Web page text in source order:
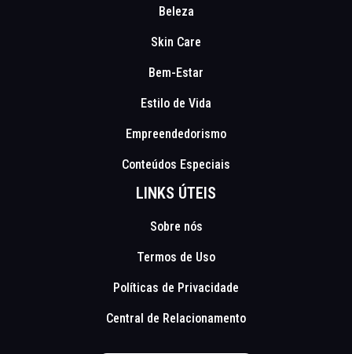
Beleza
Skin Care
Bem-Estar
Estilo de Vida
Empreendedorismo
Conteúdos Especiais
LINKS ÚTEIS
Sobre nós
Termos de Uso
Políticas de Privacidade
Central de Relacionamento